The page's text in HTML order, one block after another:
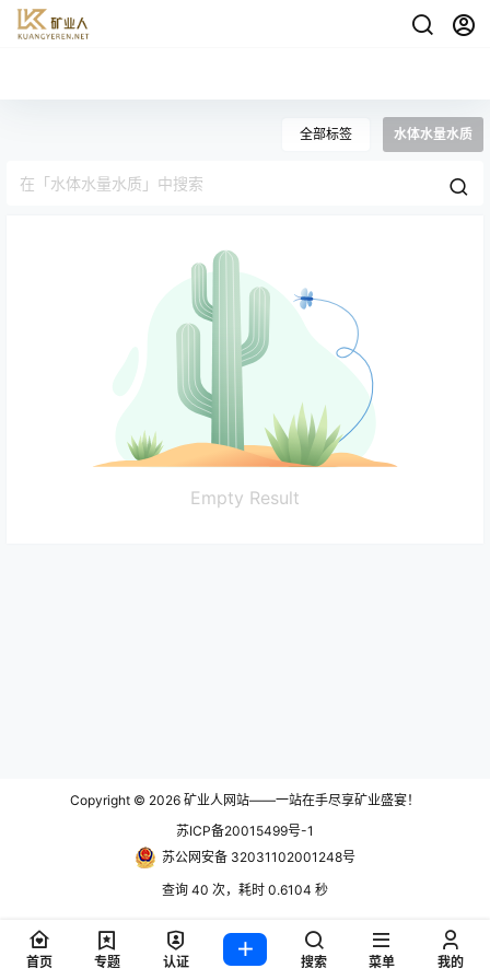
全部标签 水体水量水质
Empty Result
Copyright © 2026 矿业人网站——一站在手尽享矿业盛宴！
苏ICP备20015499号-1
苏公网安备 32031102001248号
查询 40 次，耗时 0.6104 秒
首页 专题 认证 搜索 菜单 我的